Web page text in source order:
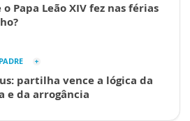
o Papa Leão XIV fez nas férias
partilha vence a lógica da
e da arrogância